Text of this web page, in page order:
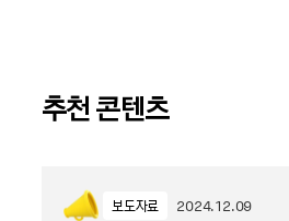
추천 콘텐츠
보도자료 2024.12.09